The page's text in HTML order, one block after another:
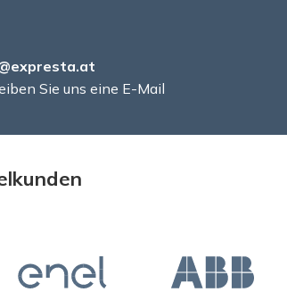
Sie uns eine E-Mail